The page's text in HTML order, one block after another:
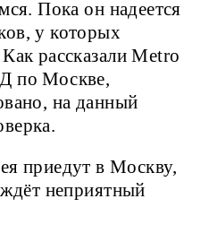
Пока он надеется
у которых
рассказали Metro
по Москве,
на данный
приедут в Москву,
неприятный